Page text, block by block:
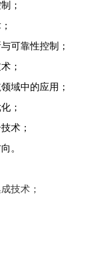
；
可靠性控制；
；
域中的应用；
；
术；
。
技术；